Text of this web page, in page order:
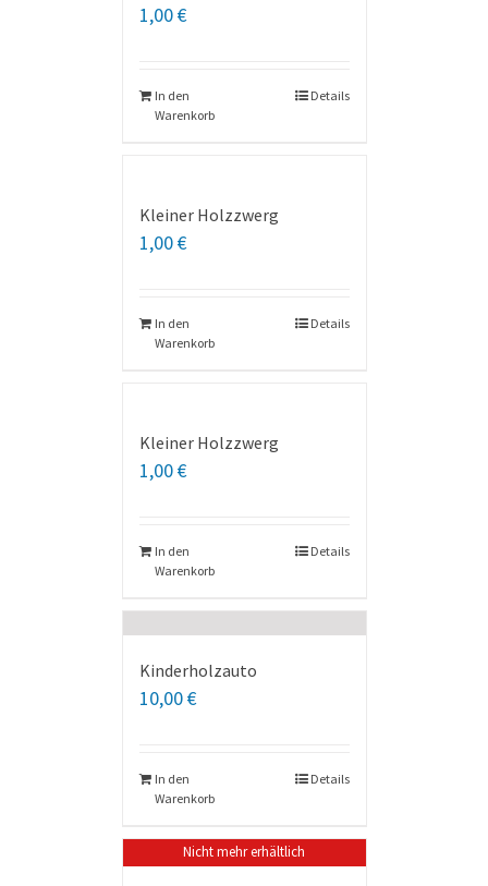
1,00€
In den
Warenkorb
Details
Kleiner Holzzwerg
1,00€
In den
Warenkorb
Details
Kleiner Holzzwerg
1,00€
In den
Warenkorb
Details
Kinderholzauto
10,00€
In den
Warenkorb
Details
Nicht mehr erhältlich